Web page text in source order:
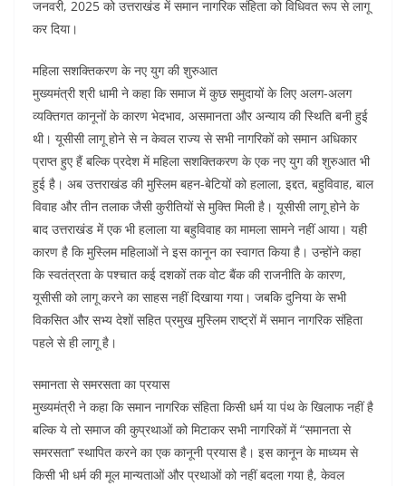
जनवरी, 2025 को उत्तराखंड में समान नागरिक संहिता को विधिवत रूप से लागू
कर दिया।
महिला सशक्तिकरण के नए युग की शुरुआत
मुख्यमंत्री श्री धामी ने कहा कि समाज में कुछ समुदायों के लिए अलग-अलग
व्यक्तिगत कानूनों के कारण भेदभाव, असमानता और अन्याय की स्थिति बनी हुई
थी। यूसीसी लागू होने से न केवल राज्य से सभी नागरिकों को समान अधिकार
प्राप्त हुए हैं बल्कि प्रदेश में महिला सशक्तिकरण के एक नए युग की शुरुआत भी
हुई है। अब उत्तराखंड की मुस्लिम बहन-बेटियों को हलाला, इद्दत, बहुविवाह, बाल
विवाह और तीन तलाक जैसी कुरीतियों से मुक्ति मिली है। यूसीसी लागू होने के
बाद उत्तराखंड में एक भी हलाला या बहुविवाह का मामला सामने नहीं आया। यही
कारण है कि मुस्लिम महिलाओं ने इस कानून का स्वागत किया है। उन्होंने कहा
कि स्वतंत्रता के पश्चात कई दशकों तक वोट बैंक की राजनीति के कारण,
यूसीसी को लागू करने का साहस नहीं दिखाया गया। जबकि दुनिया के सभी
विकसित और सभ्य देशों सहित प्रमुख मुस्लिम राष्ट्रों में समान नागरिक संहिता
पहले से ही लागू है।
समानता से समरसता का प्रयास
मुख्यमंत्री ने कहा कि समान नागरिक संहिता किसी धर्म या पंथ के खिलाफ नहीं है
बल्कि ये तो समाज की कुप्रथाओं को मिटाकर सभी नागरिकों में “समानता से
समरसता’’ स्थापित करने का एक कानूनी प्रयास है। इस कानून के माध्यम से
किसी भी धर्म की मूल मान्यताओं और प्रथाओं को नहीं बदला गया है, केवल